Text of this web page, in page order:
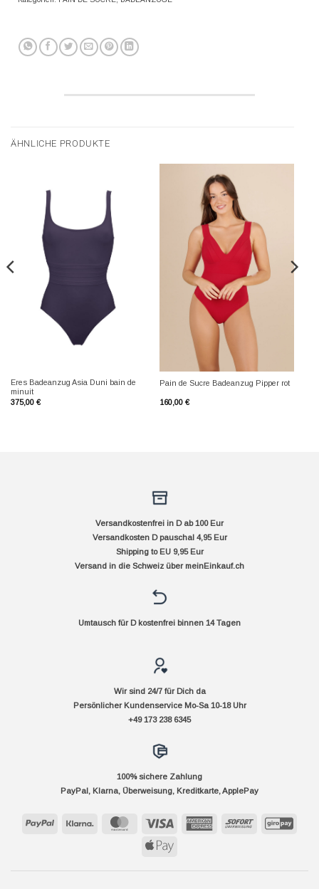
ÄHNLICHE PRODUKTE
Eres Badeanzug Asia Duni bain de
minuit
375,00 €
Pain de Sucre Badeanzug Pipper rot
160,00 €
Versandkostenfrei in D ab 100 Eur
Versandkosten D pauschal 4,95 Eur
Shipping to EU 9,95 Eur
Versand in die Schweiz über meinEinkauf.ch
Umtausch für D kostenfrei binnen 14 Tagen
Wir sind 24/7 für Dich da
Persönlicher Kundenservice Mo-Sa 10-18 Uhr
+49 173 238 6345
100% sichere Zahlung
PayPal, Klarna, Überweisung, Kreditkarte, ApplePay
PayPal Klarna MasterCard Visa
AmericanSofort
Apple